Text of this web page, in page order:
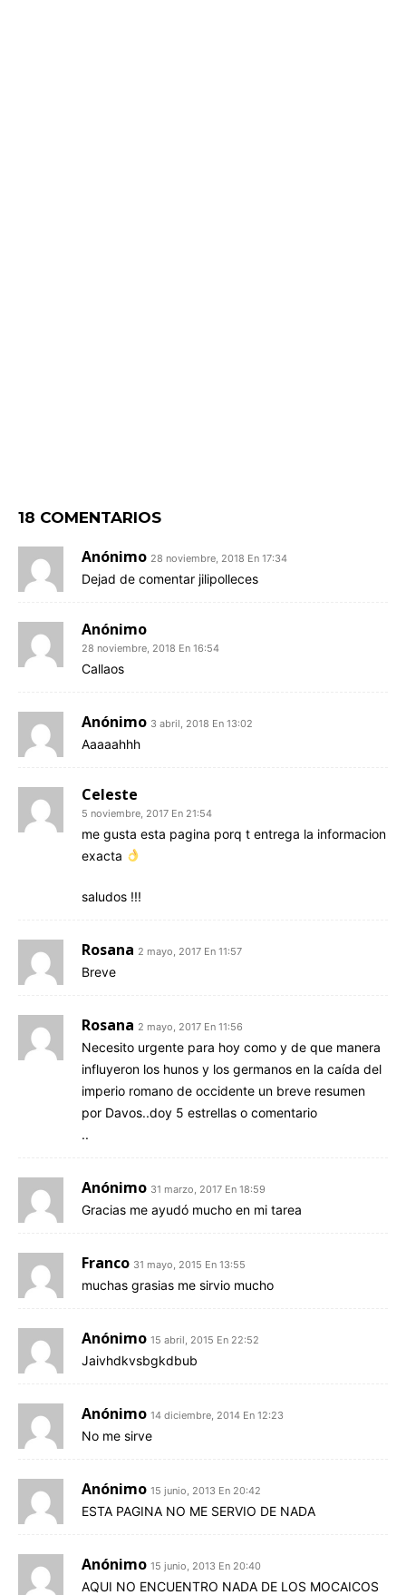
18 COMENTARIOS
Anónimo 28 noviembre, 2018 En 17:34
Dejad de comentar jilipolleces
Anónimo
28 noviembre, 2018 En 16:54
Callaos
Anónimo 3 abril, 2018 En 13:02
Aaaaahhh
Celeste
5 noviembre, 2017 En 21:54
me gusta esta pagina porq t entrega la informacion
exacta
saludos !!!
Rosana 2 mayo, 2017 En 11:57
Breve
Rosana 2 mayo, 2017 En 11:56
Necesito urgente para hoy como y de que manera
influyeron los hunos y los germanos en la caída del
imperio romano de occidente un breve resumen
por Davos..doy 5 estrellas o comentario
..
Anónimo 31 marzo, 2017 En 18:59
Gracias me ayudó mucho en mi tarea
Franco 31 mayo, 2015 En 13:55
muchas grasias me sirvio mucho
Anónimo 15 abril, 2015 En 22:52
Jaivhdkvsbgkdbub
Anónimo 14 diciembre, 2014 En 12:23
No me sirve
Anónimo 15 junio, 2013 En 20:42
ESTA PAGINA NO ME SERVIO DE NADA
Anónimo 15 junio, 2013 En 20:40
AQUI NO ENCUENTRO NADA DE LOS MOCAICOS